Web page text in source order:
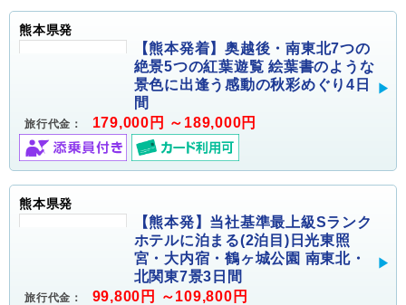
熊本県発
【熊本発着】奥越後・南東北7つの
絶景5つの紅葉遊覧 絵葉書のような
景色に出逢う感動の秋彩めぐり4日
間
旅行代金： 179,000円 ～189,000円
熊本県発
【熊本発】当社基準最上級Sランク
ホテルに泊まる(2泊目)日光東照
宮・大内宿・鶴ヶ城公園 南東北・
北関東7景3日間
旅行代金： 99,800円 ～109,800円